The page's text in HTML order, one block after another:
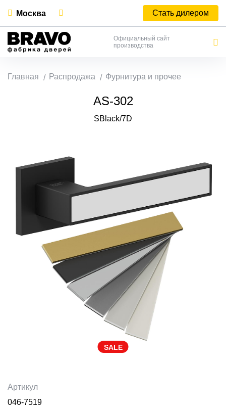
Москва Стать дилером
Официальный сайт
производства
Главная Распродажа Фурнитура и прочее
AS-302
SBlack/7D
SALE
Артикул
046-7519